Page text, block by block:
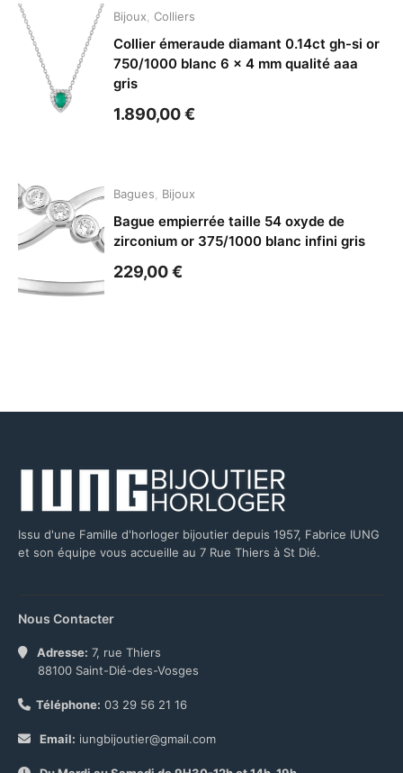
Bijoux Colliers
Collier émeraude diamant 0.14ct gh-si or
750/1000 blanc 6 x 4 mm qualité aaa
gris
1.890,00€
Bagues Bijoux
Bague empierrée taille 54 oxyde de
zirconium or 375/1000 blanc infini gris
229,00€
Issu d'une Famille d'horloger bijoutier depuis 1957, Fabrice IUNG
et son équipe vous accueille au 7 Rue Thiers à St Dié.
Nous Contacter
Adresse: 7, rue Thiers
88100 Saint-Dié-des-Vosges
Téléphone: 03 29 56 21 16
Email: iungbijoutier@gmail.com